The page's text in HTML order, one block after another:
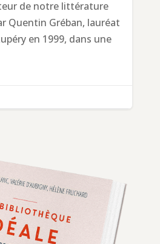
de notre littérature
Quentin Gréban, lauréat
en 1999, dans une